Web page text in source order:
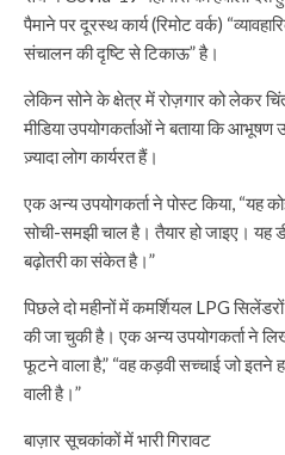
पैमाने पर दूरस्थ कार्य (रिमोट वर्क)
संचालन की दृष्टि से टिकाऊ” है।
लेकिन सोने के क्षेत्र में रोज़गार को लेकर
मीडिया उपयोगकर्ताओं ने बताया कि
ज़्यादा लोग कार्यरत हैं।
एक अन्य उपयोगकर्ता ने पोस्ट किया, “यह
सोची-समझी चाल है। तैयार हो जाइए। यह
बढ़ोतरी का संकेत है।”
पिछले दो महीनों में कमर्शियल LPG सिलेंडरों
की जा चुकी है। एक अन्य उपयोगकर्ता ने
फूटने वाला है,” “वह कड़वी सच्चाई जो इतने
वाली है।”
बाज़ार सूचकांकों में भारी गिरावट